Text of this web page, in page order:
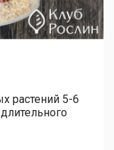
растений 5-6